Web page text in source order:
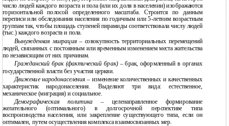
число людей каждого возраста и пола (или их доля в населении) изображаются
горизонтальной полосой определенного масштаба. Строится по данным
переписи или обследования населения по годичным или 5-летним возрастным
группам так, чтобы площадь ступеней пирамиды соответствовала числу людей
(тыс.) каждого возраста и пола.
Вынужденная миграция – совокупность территориальных перемещений
людей, связанных с постоянным или временным изменением места жительства
по независящим от них причинам.
Гражданский брак (фактический брак) – брак, оформленный в органах
государственной власти без участия церкви.
Движение народонаселения– изменение количественных и качественных
характеристик народонаселения. Выделяют три вида: естественное,
механическое (миграция) и социальное.
Демографическая политика– целенаправленное формирование
желательного (оптимального) в долгосрочной перспективе типа
воспроизводства населения, или закрепление существующего типа, если он
оптимален, путем осуществления комплекса взаимосвязанных мер.